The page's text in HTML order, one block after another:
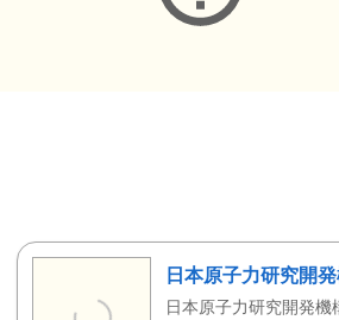
日本原子力研究開
日本原子力研究開発機